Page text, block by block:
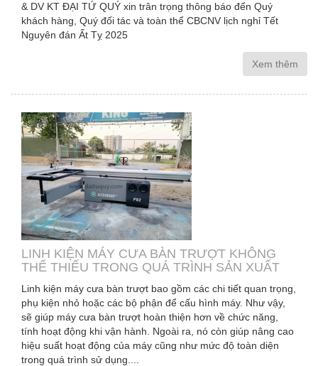
& DV KT ĐẠI TỨ QUÝ xin trân trọng thông báo đến Quý
khách hàng, Quý đối tác và toàn thể CBCNV lịch nghỉ Tết
Nguyên đán Ất Tỵ 2025
Xem thêm
LINH KIỆN MÁY CƯA BÀN TRƯỢT KHÔNG
THỂ THIẾU TRONG QUÁ TRÌNH SẢN XUẤT
Linh kiện máy cưa bàn trượt bao gồm các chi tiết quan trọng,
phụ kiện nhỏ hoặc các bộ phận để cấu hình máy. Như vậy,
sẽ giúp máy cưa bàn trượt hoàn thiện hơn về chức năng,
tính hoạt động khi vận hành. Ngoài ra, nó còn giúp nâng cao
hiệu suất hoạt động của máy cũng như mức độ toàn diện
trong quá trình sử dụng....